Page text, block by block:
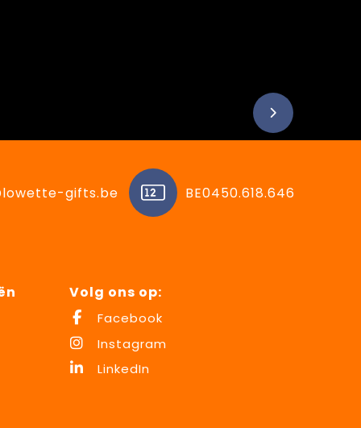
gifts.be BE0450.618.646
Volg ons op:
Facebook
Instagram
LinkedIn